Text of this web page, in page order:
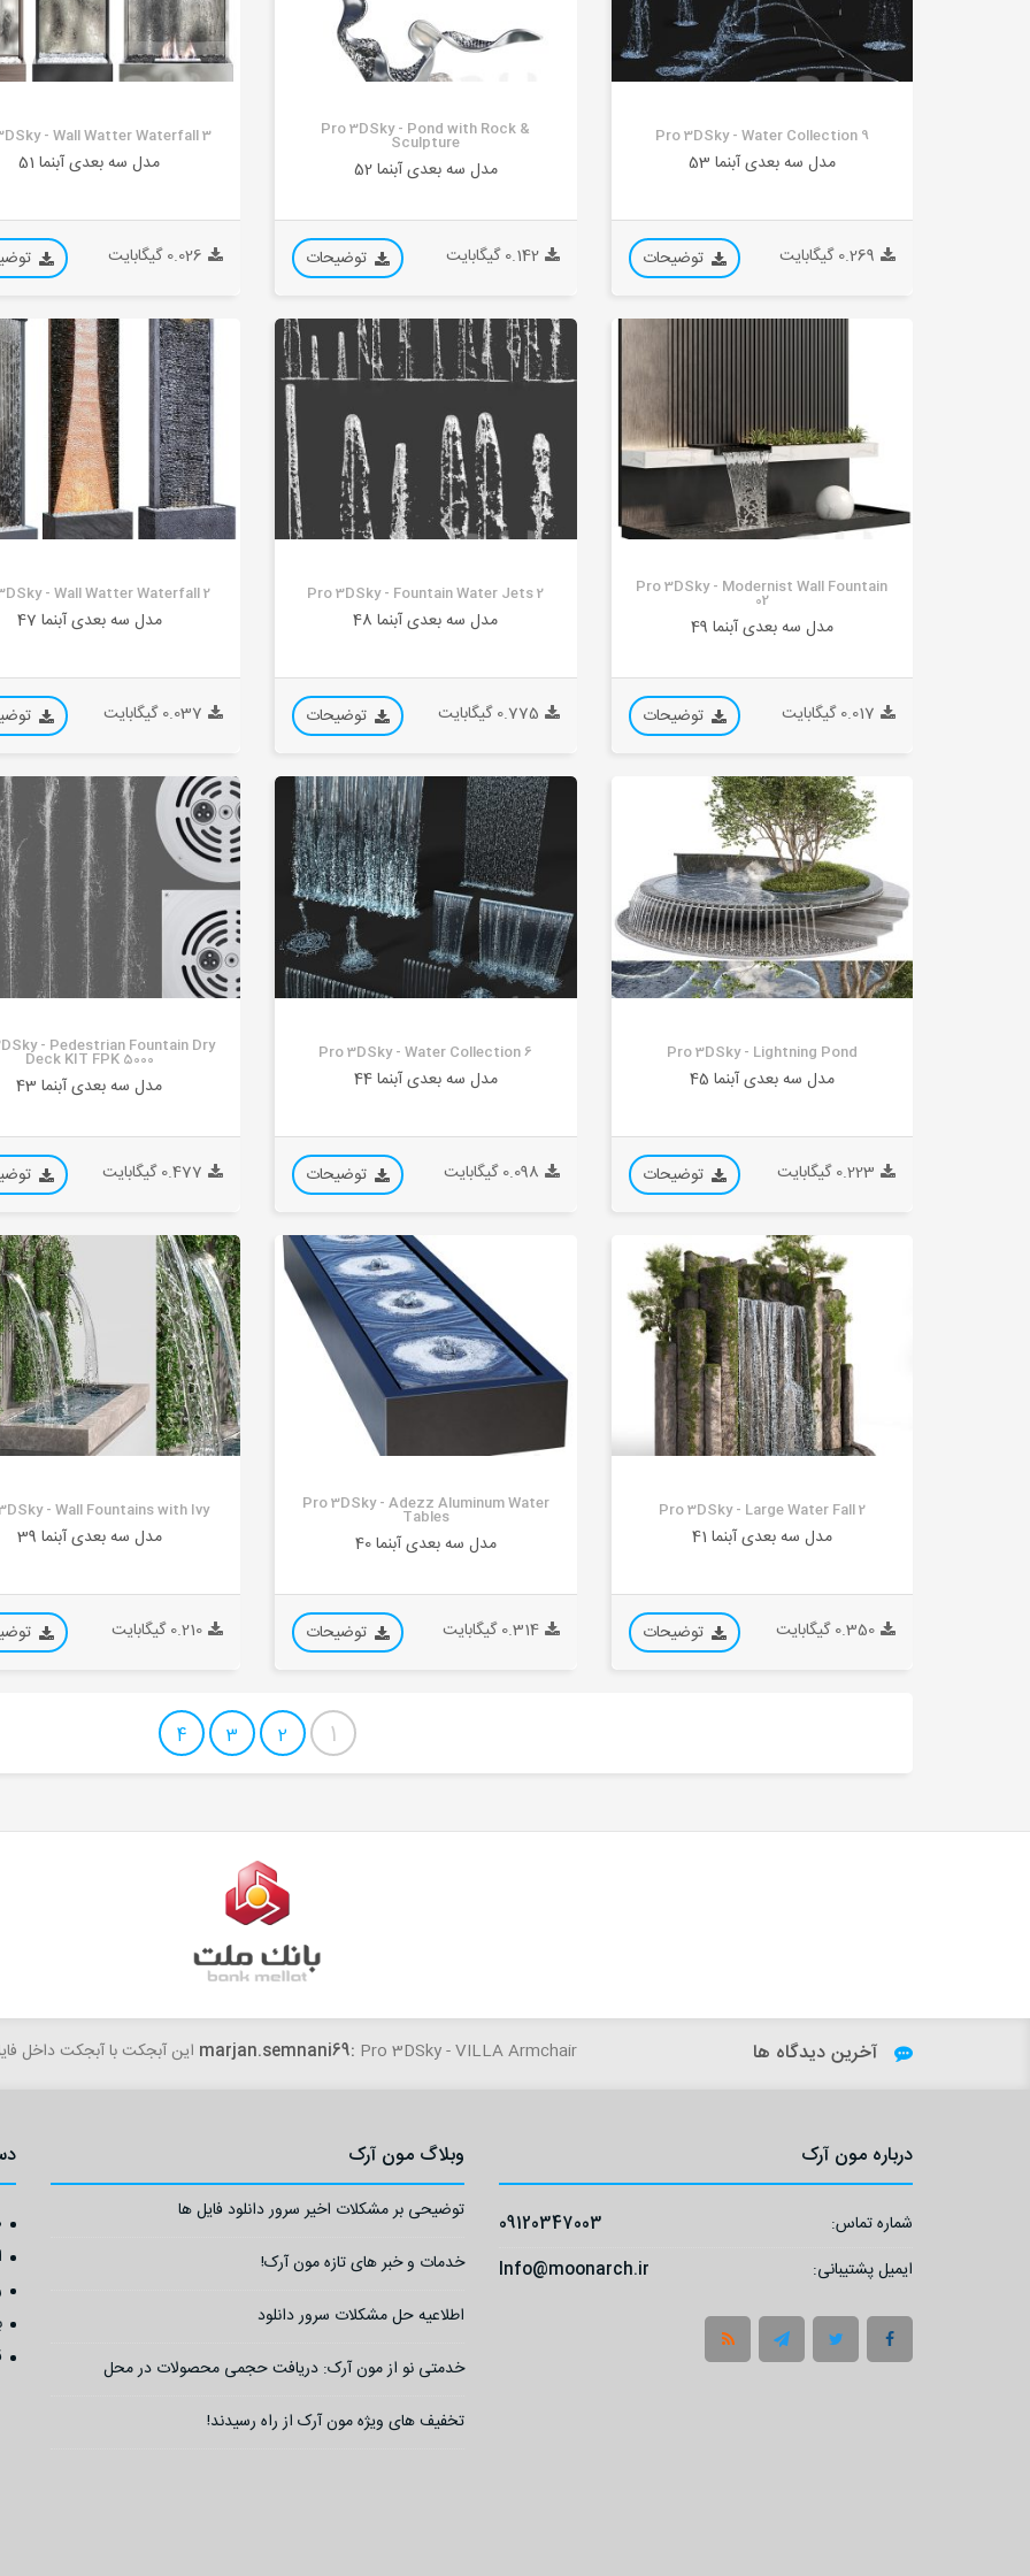
Pro 3DSky - Water Collection 9
مدل سه بعدی آبنما 53
0.269 گیگابایت توضیحات
Pro 3DSky - Pond with Rock &
Sculpture
مدل سه بعدی آبنما 52
0.142 گیگابایت توضیحات
- Wall Watter Waterfall 3
مدل سه بعدی آبنما 51
0.026 گیگابایت
Pro 3DSky - Modernist Wall Fountain
02
مدل سه بعدی آبنما 49
0.017 گیگابایت توضیحات
Pro 3DSky - Fountain Water Jets 2
مدل سه بعدی آبنما 48
0.775 گیگابایت توضیحات
- Wall Watter Waterfall 2
مدل سه بعدی آبنما 47
0.037 گیگابایت
Pro 3DSky - Lightning Pond
مدل سه بعدی آبنما 45
0.223 گیگابایت توضیحات
Pro 3DSky - Water Collection 6
مدل سه بعدی آبنما 44
0.098 گیگابایت توضیحات
- Pedestrian Fountain Dry
Deck KIT FPK 5000
مدل سه بعدی آبنما 43
0.477 گیگابایت
Pro 3DSky - Large Water Fall 2
مدل سه بعدی آبنما 41
0.350 گیگابایت توضیحات
Pro 3DSky - Adezz Aluminum Water
Tables
مدل سه بعدی آبنما 40
0.314 گیگابایت توضیحات
- Wall Fountains with Ivy
مدل سه بعدی آبنما 39
0.210 گیگابایت
1
2
3
4
آخرین دیدگاه ها marjan.semnani69: Pro 3DSky - VILLA Armchair این آبجکت با آبجکت داخل فایل مغایرت داره...
woundedtiger1234: درود این نسخه 7 برای مکس 2025 هم جوابه؟...
درباره مون آرک
شماره تماس:
09120347003
ایمیل پشتیبانی:
Info@moonarch.ir
وبلاگ مون آرک
توضیحی بر مشکلات اخیر سرور دانلود فایل ها
خدمات و خبر های تازه مون آرک!
اطلاعیه حل مشکلات سرور دانلود
خدمتی نو از مون آرک: دریافت حجمی محصولات در محل
تخفیف های ویژه مون آرک از راه رسیدند!